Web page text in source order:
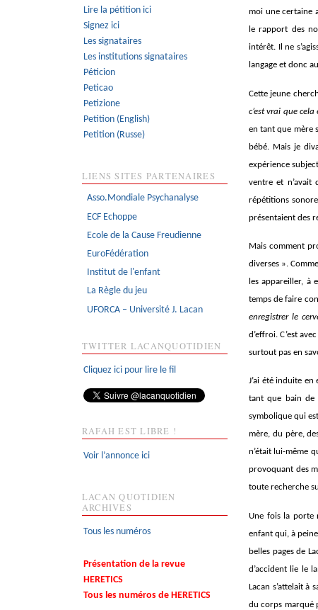
moi une certaine
le rapport des
intérêt. Il ne
langage et donc
Cette jeune
c’est vrai que
en tant que mère
bébé. Mais je
expérience
ventre et n’avait
répétitions
présentaient des
Mais comment
diverses ».
les appareiller, à
temps de faire
enregistrer le
d’effroi. C’est
surtout pas en
J’ai été induite
tant que bain de
symbolique qui
mère, du père,
n’était lui-même
provoquant des
toute recherche
Une fois la porte
enfant qui, à
belles pages de
d’accident lie le
Lacan s’attelait à
du corps marqué
Lire la pétition ici
Signez ici
Les signataires
Les institutions signataires
Péticion
Peticao
Petizione
Petition (English)
Petition (Russe)
LIENS SITES PARTENAIRES
Asso.Mondiale Psychanalyse
ECF Echoppe
Ecole de la Cause Freudienne
EuroFédération
Institut de l'enfant
La Règle du jeu
UFORCA – Université J. Lacan
TWITTER LACANQUOTIDIEN
Cliquez ici pour lire le fil
RAFAH EST LIBRE !
Voir l’annonce ici
LACAN QUOTIDIEN
ARCHIVES
Tous les numéros
Présentation de la revue
HERETICS
Tous les numéros de HERETICS